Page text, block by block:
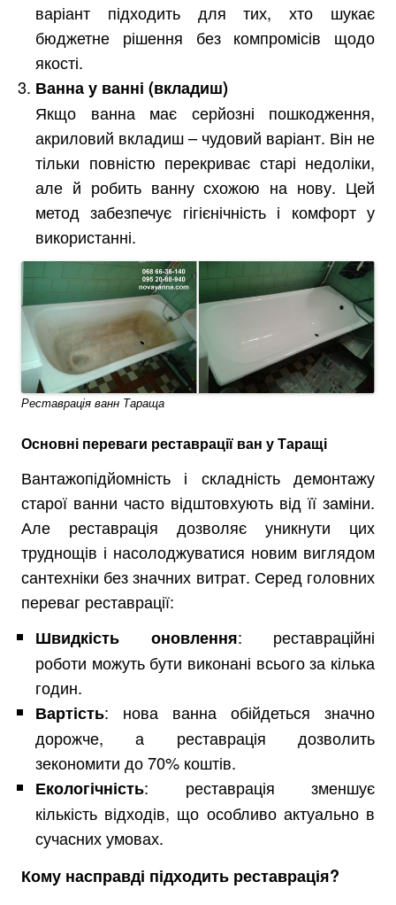
варіант підходить для тих, хто шукає
бюджетне рішення без компромісів щодо
якості.
Ванна у ванні (вкладиш)
Якщо ванна має серйозні пошкодження,
акриловий вкладиш – чудовий варіант. Він не
тільки повністю перекриває старі недоліки,
але й робить ванну схожою на нову. Цей
метод забезпечує гігієнічність і комфорт у
використанні.
Реставрація ванн Тараща
Основні переваги реставрації ван у Таращі
Вантажопідйомність і складність демонтажу
старої ванни часто відштовхують від її заміни.
Але реставрація дозволяє уникнути цих
труднощів і насолоджуватися новим виглядом
сантехніки без значних витрат. Серед головних
переваг реставрації:
Швидкість оновлення: реставраційні
роботи можуть бути виконані всього за кілька
годин.
Вартість: нова ванна обійдеться значно
дорожче, а реставрація дозволить
зекономити до 70% коштів.
Екологічність: реставрація зменшує
кількість відходів, що особливо актуально в
сучасних умовах.
Кому насправді підходить реставрація?